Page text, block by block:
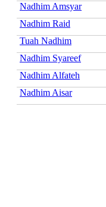
Nadhim Amsyar
Nadhim Raid
Tuah Nadhim
Nadhim Syareef
Nadhim Alfateh
Nadhim Aisar